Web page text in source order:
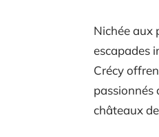
Nichée aux
escapades
Crécy
passionnés
châteaux